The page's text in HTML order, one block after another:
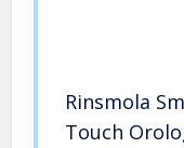
Rinsmola
Touch